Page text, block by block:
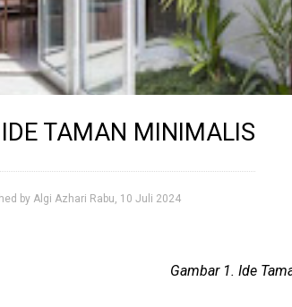
TAMAN MINIMALIS
by Algi Azhari Rabu, 10 Juli 2024
Gambar 1. Ide